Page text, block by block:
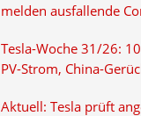
melden ausfallende
Tesla-Woche 31/26:
PV-Strom, China-
Aktuell: Tesla prüft